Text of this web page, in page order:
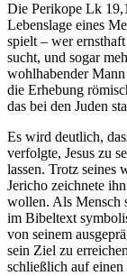
Die Perikope Lk
Lebenslage eines
spielt – wer
sucht, und sogar
wohlhabender
die Erhebung
das bei den Juden
Es wird deutlich,
verfolgte, Jesus zu
lassen. Trotz seines
Jericho zeichnete
wollen. Als Mensch
im Bibeltext
von seinem
sein Ziel zu
schließlich auf